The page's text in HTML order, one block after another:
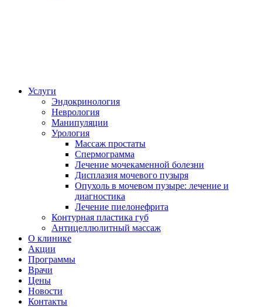
Услуги
Эндокринология
Неврология
Манипуляции
Урология
Массаж простаты
Спермограмма
Лечение мочекаменной болезни
Дисплазия мочевого пузыря
Опухоль в мочевом пузыре: лечение и
диагностика
Лечение пиелонефрита
Контурная пластика губ
Антицеллюлитный массаж
О клинике
Акции
Программы
Врачи
Цены
Новости
Контакты